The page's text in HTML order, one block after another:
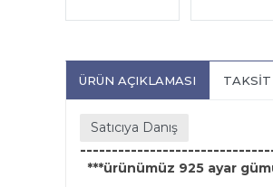
ÜRÜN AÇIKLAMASI TAKSIT
Satıcıya Danış
***ürünümüz 925 ayar